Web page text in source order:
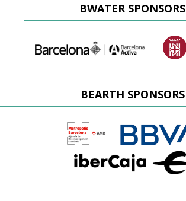
BWATER SPONSORS
BEARTH SPONSORS